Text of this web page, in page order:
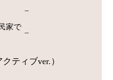
–
家で
–
ティブver.）